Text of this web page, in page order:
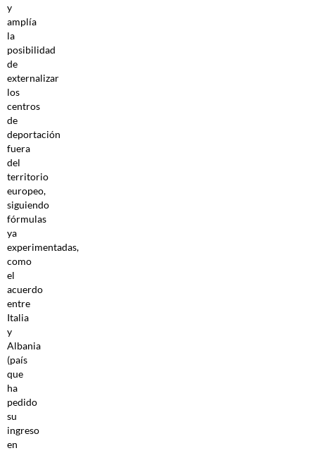
y
amplía
la
posibilidad
de
externalizar
los
centros
de
deportación
fuera
del
territorio
europeo,
siguiendo
fórmulas
ya
experimentadas,
como
el
acuerdo
entre
Italia
y
Albania
(país
que
ha
pedido
su
ingreso
en